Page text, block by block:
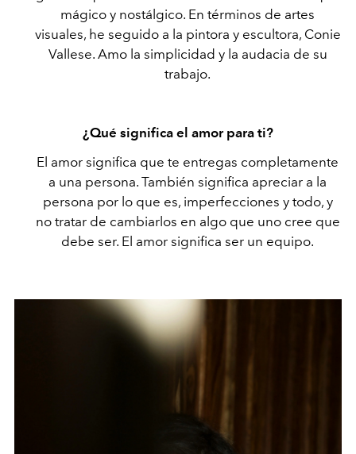
mágico y nostálgico. En términos de artes
visuales, he seguido a la pintora y escultora, Conie
Vallese. Amo la simplicidad y la audacia de su
trabajo.
¿Qué significa el amor para ti?
El amor significa que te entregas completamente
a una persona. También significa apreciar a la
persona por lo que es, imperfecciones y todo, y
no tratar de cambiarlos en algo que uno cree que
debe ser. El amor significa ser un equipo.